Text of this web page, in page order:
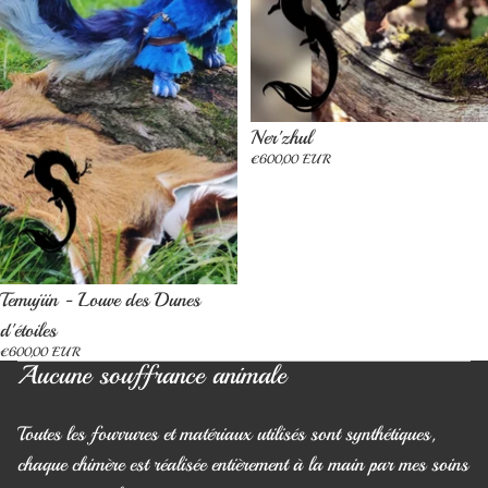
Épuisé
Temujiin - Louve des Dunes
d'étoiles
€600,00 EUR
Épuisé
Ner'zhul
€600,00 EUR
Aucune souffrance animale
Toutes les fourrures et matériaux utilisés sont synthétiques,
chaque chimère est réalisée entièrement à la main par mes soins